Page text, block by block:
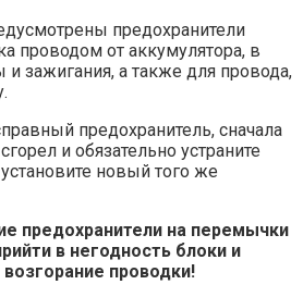
предохранители
проводом от аккумулятора, в
зажигания, а также для провода,
предохранитель, сначала
и обязательно устраните
новый того же
предохранители на перемычки
в негодность блоки и
проводки!